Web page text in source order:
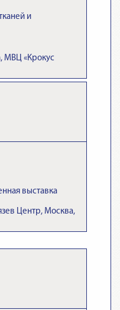
и
МВЦ «Крокус
выставка
Центр, Москва,